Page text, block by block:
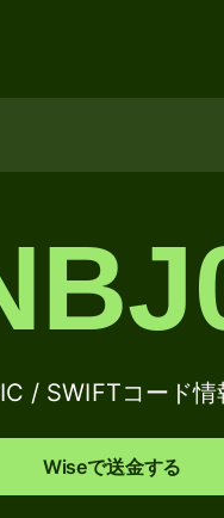
/ SWIFTコード情
Wiseで送金する